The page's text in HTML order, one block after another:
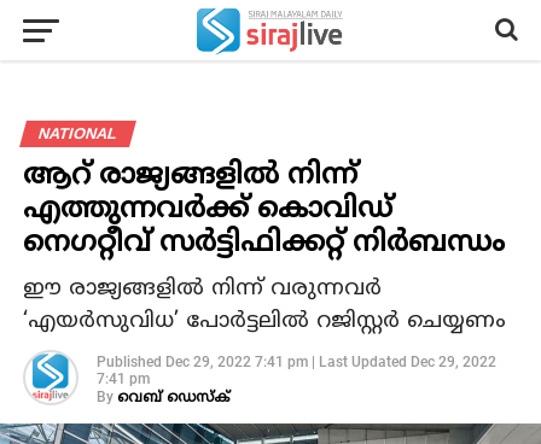
NATIONAL
ആറ് രാജ്യങ്ങളിൽ നിന്ന്
എത്തുന്നവർക്ക് കൊവിഡ്
നെഗറ്റീവ് സർട്ടിഫിക്കറ്റ് നിർബന്ധം
ഈ രാജ്യങ്ങളിൽ നിന്ന് വരുന്നവർ
‘എയര്‍സുവിധ’ പോര്‍ട്ടലില്‍ റജിസ്റ്റര്‍ ചെയ്യണം
Published Dec 29, 2022 7:41 pm| Last Updated Dec 29, 2022
7:41 pm
By വെബ് ഡെസ്‌ക്